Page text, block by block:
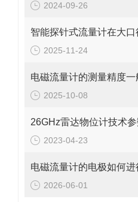
2024-09-26
2025-11-24
电磁流量计的测量精度
2025-10-08
26GHz雷达物位计技术参
2023-04-23
电磁流量计的电极如何
2026-06-01